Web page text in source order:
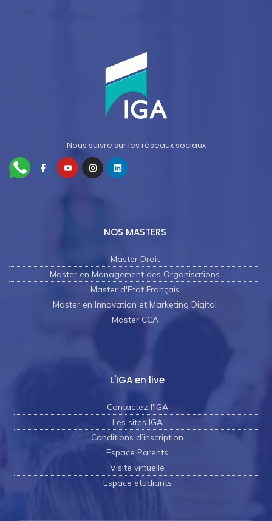
Nous suivre sur les réseaux sociaux
NOS MASTERS
Master Droit
Master en Management des Organisations
Master d'Etat Français
Master en Innovation et Marketing Digital
Master CCA
L'IGA en live
Contactez l'IGA
Les sites IGA
Conditions d’inscription
Espace Parents
Visite virtuelle
Espace étudiants